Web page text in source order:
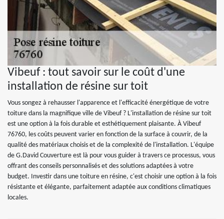
Vibeuf : tout savoir sur le coût d'une
installation de résine sur toit
Vous songez à rehausser l'apparence et l'efficacité énergétique de votre
toiture dans la magnifique ville de Vibeuf ? L'installation de résine sur toit
est une option à la fois durable et esthétiquement plaisante. À Vibeuf
76760, les coûts peuvent varier en fonction de la surface à couvrir, de la
qualité des matériaux choisis et de la complexité de l'installation. L'équipe
de G.David Couverture est là pour vous guider à travers ce processus, vous
offrant des conseils personnalisés et des solutions adaptées à votre
budget. Investir dans une toiture en résine, c'est choisir une option à la fois
résistante et élégante, parfaitement adaptée aux conditions climatiques
locales.